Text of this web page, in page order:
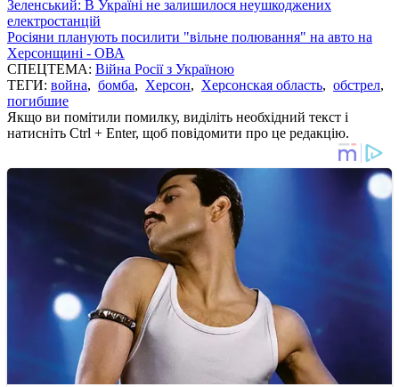
Зеленський: В Україні не залишилося неушкоджених
електростанцій
Росіяни планують посилити "вільне полювання" на авто на
Херсонщині - ОВА
СПЕЦТЕМА: Війна Росії з Україною
ТЕГИ: война, бомба, Херсон, Херсонская область, обстрел,
погибшие
Якщо ви помітили помилку, виділіть необхідний текст і
натисніть Ctrl + Enter, щоб повідомити про це редакцію.